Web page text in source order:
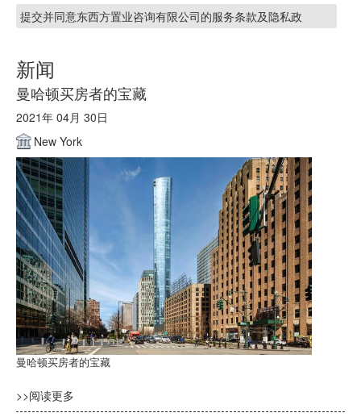
提交并同意东西方置业咨询有限公司的服务条款及隐私政
新闻
曼哈顿买房者的宝藏
2021年 04月 30日
New York
曼哈顿买房者的宝藏
>>阅读更多